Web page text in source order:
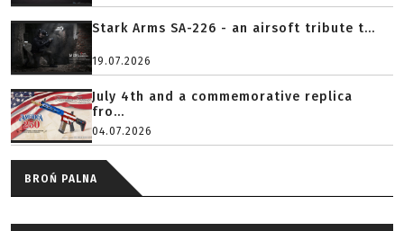
Stark Arms SA-226 - an airsoft tribute t...
19.07.2026
July 4th and a commemorative replica
fro...
04.07.2026
BROŃ PALNA